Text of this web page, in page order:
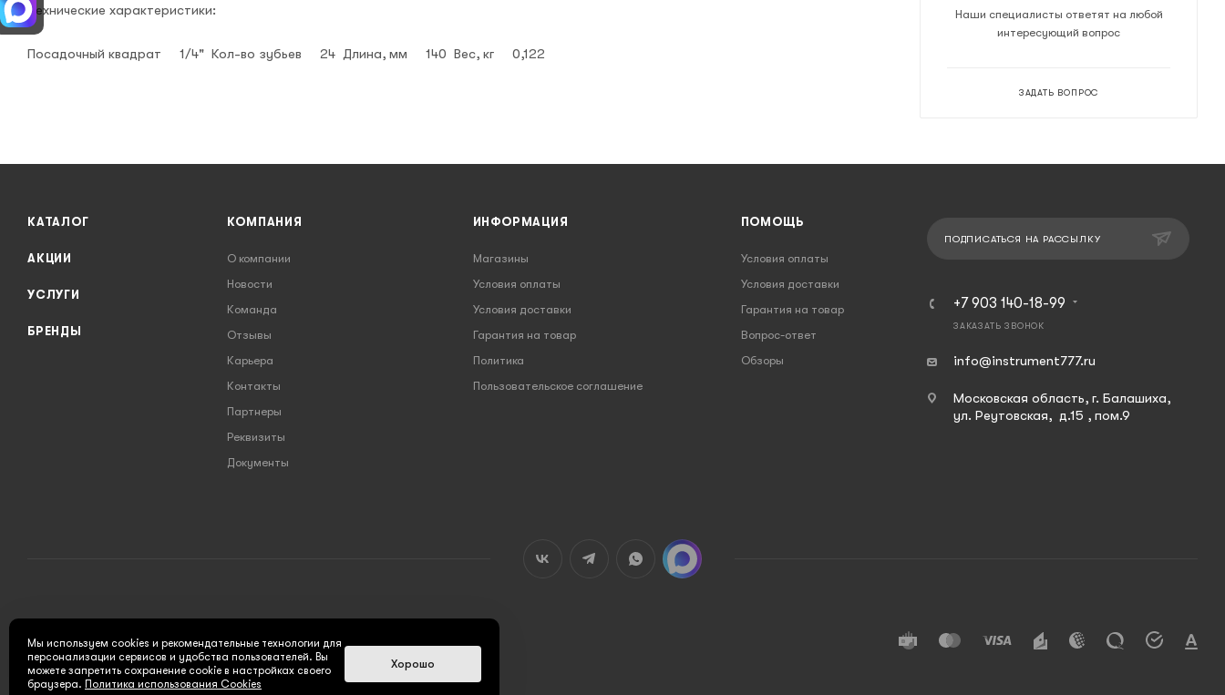
Технические характеристики:
Посадочный квадрат 1/4" Кол-во зубьев 24 Длина, мм 140 Вес, кг 0,122
Наши специалисты ответят на любой
интересующий вопрос
ЗАДАТЬ ВОПРОС
КАТАЛОГ
АКЦИИ
УСЛУГИ
БРЕНДЫ
КОМПАНИЯ
О компании
Новости
Команда
Отзывы
Карьера
Контакты
Партнеры
Реквизиты
Документы
ИНФОРМАЦИЯ
Магазины
Условия оплаты
Условия доставки
Гарантия на товар
Политика
Пользовательское соглашение
ПОМОЩЬ
Условия оплаты
Условия доставки
Гарантия на товар
Вопрос-ответ
Обзоры
ПОДПИСАТЬСЯ НА РАССЫЛКУ
+7 903 140-18-99
ЗАКАЗАТЬ ЗВОНОК
info@instrument777.ru
Московская область, г. Балашиха,
ул. Реутовская, д.15 , пом.9
Мы используем cookies и рекомендательные технологии для
персонализации сервисов и удобства пользователей. Вы
можете запретить сохранение cookie в настройках своего
браузера. Политика использования Cookies
Хорошо